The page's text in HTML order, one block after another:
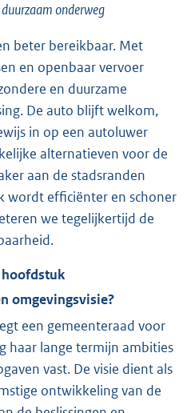
onderweg
beter bereikbaar. Met
en openbaar vervoer
en duurzame
De auto blijft welkom,
in op een autoluwer
alternatieven voor de
aan de stadsranden
wordt efficiënter en schoner
we tegelijkertijd de
omgevingsvisie?
een gemeenteraad voor
haar lange termijn ambities
vast. De visie dient als
ontwikkeling van de